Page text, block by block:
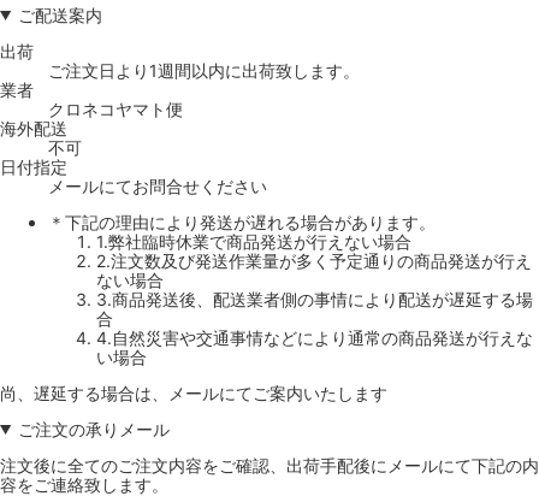
ご配送案内
出荷
ご注文日より1週間以内に出荷致します。
業者
クロネコヤマト便
海外配送
不可
日付指定
メールにてお問合せください
＊下記の理由により発送が遅れる場合があります。
1.弊社臨時休業で商品発送が行えない場合
2.注文数及び発送作業量が多く予定通りの商品発送が行え
ない場合
3.商品発送後、配送業者側の事情により配送が遅延する場
合
4.自然災害や交通事情などにより通常の商品発送が行えな
い場合
尚、遅延する場合は、メールにてご案内いたします
ご注文の承りメール
注文後に全てのご注文内容をご確認、出荷手配後にメールにて下記の内
容をご連絡致します。